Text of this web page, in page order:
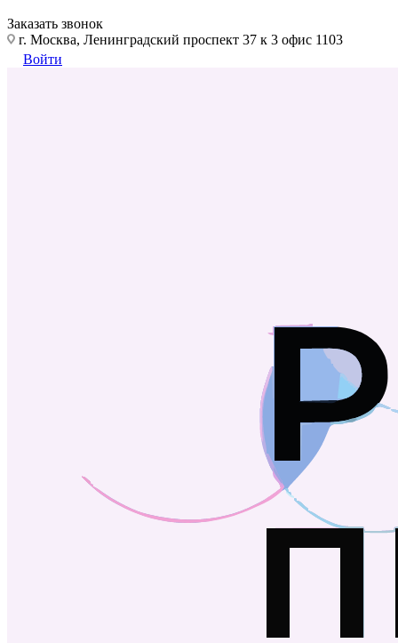
Заказать звонок
г. Москва, Ленинградский проспект 37 к 3 офис 1103
Войти